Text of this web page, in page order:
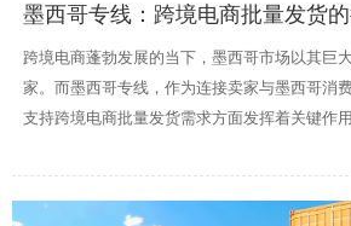
墨西哥专线：跨境电商批量发货的
跨境电商蓬勃发展的当下，墨西哥市场以其巨
家。而墨西哥专线，作为连接卖家与墨西哥消
支持跨境电商批量发货需求方面发挥着关键作用